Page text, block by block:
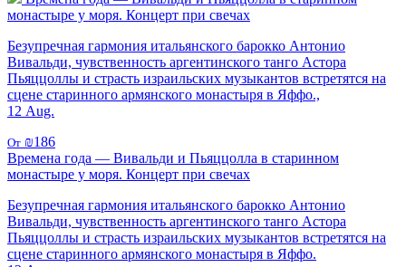
монастыре у моря. Концерт при свечах
Безупречная гармония итальянского барокко Антонио
Вивальди, чувственность аргентинского танго Астора
Пьяццоллы и страсть израильских музыкантов встретятся на
сцене старинного армянского монастыря в Яффо.,
12 Aug.
От ₪186
Времена года — Вивальди и Пьяццолла в старинном
монастыре у моря. Концерт при свечах
Безупречная гармония итальянского барокко Антонио
Вивальди, чувственность аргентинского танго Астора
Пьяццоллы и страсть израильских музыкантов встретятся на
сцене старинного армянского монастыря в Яффо.